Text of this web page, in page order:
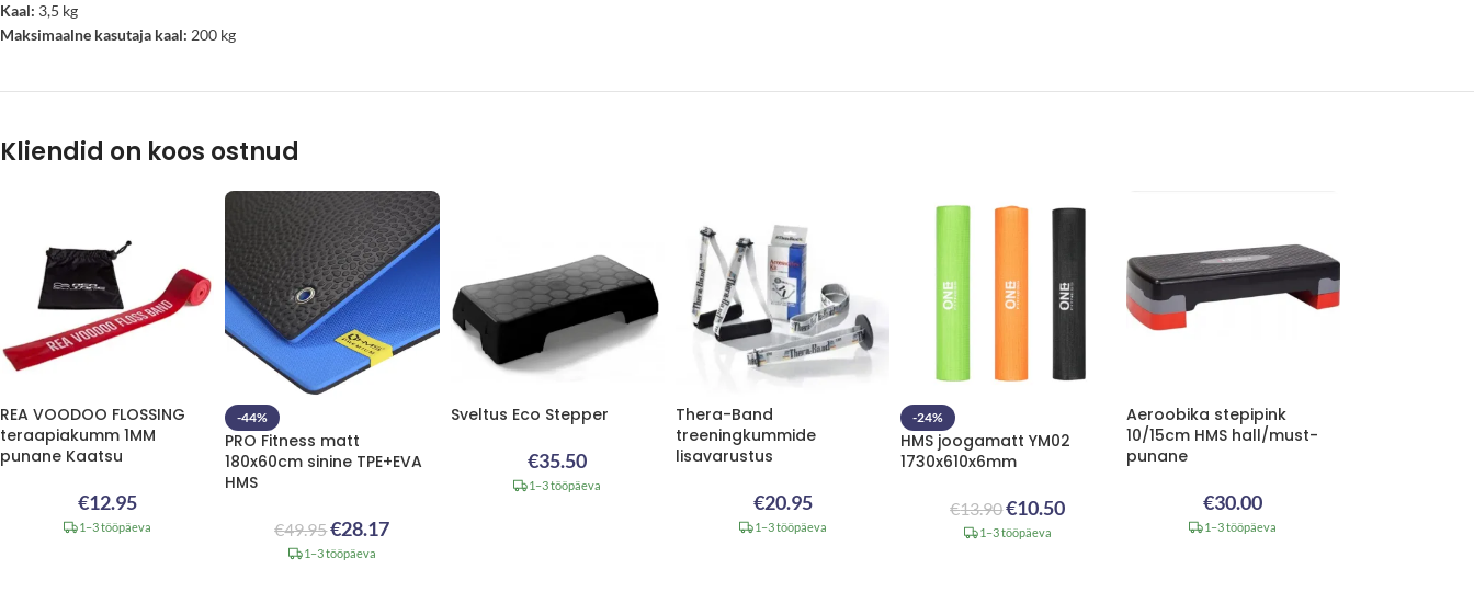
Kaal: 3,5 kg
Maksimaalne kasutaja kaal: 200 kg
Kliendid on koos ostnud
REA VOODOO FLOSSING
teraapiakumm 1MM
punane Kaatsu
€12.95
1–3 tööpäeva
-44%
PRO Fitness matt
180x60cm sinine TPE+EVA
HMS
€49.95€28.17
1–3 tööpäeva
Sveltus Eco Stepper
€35.50
1–3 tööpäeva
Thera-Band
treeningkummide
lisavarustus
€20.95
1–3 tööpäeva
-24%
HMS joogamatt YM02
1730x610x6mm
€13.90€10.50
1–3 tööpäeva
Aeroobika stepipink
10/15cm HMS hall/must-
punane
€30.00
1–3 tööpäeva